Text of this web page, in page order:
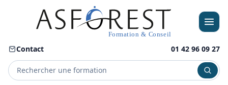
Contact 01 42 96 09 27